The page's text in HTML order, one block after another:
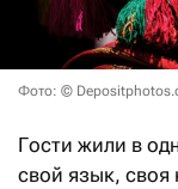
Фото: ©
Гости жили в
свой язык, своя